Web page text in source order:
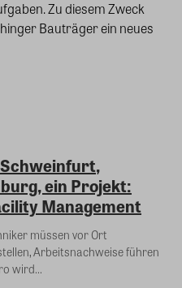
Zu diesem Zweck
Bauträger ein neues
ein Projekt:
Management
müssen vor Ort
Arbeitsnachweise führen
wird...